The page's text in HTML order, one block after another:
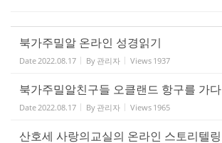
북가주밀알 온라인 성경읽기
Date2022.08.17 By 관리자 Views 1937
북가주밀알친구들 오클랜드 항구를 가다
Date2022.08.17 By 관리자 Views 1965
산호세 사랑의교실의 온라인 스토리텔링